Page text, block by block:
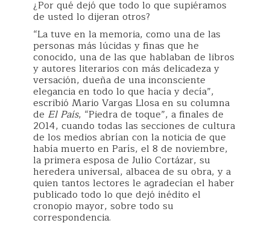
¿Por qué dejó que todo lo que supiéramos
de usted lo dijeran otros?
“La tuve en la memoria, como una de las
personas más lúcidas y finas que he
conocido, una de las que hablaban de libros
y autores literarios con más delicadeza y
versación, dueña de una inconsciente
elegancia en todo lo que hacía y decía”,
escribió Mario Vargas Llosa en su columna
de El País, “Piedra de toque”, a finales de
2014, cuando todas las secciones de cultura
de los medios abrían con la noticia de que
había muerto en París, el 8 de noviembre,
la primera esposa de Julio Cortázar, su
heredera universal, albacea de su obra, y a
quien tantos lectores le agradecían el haber
publicado todo lo que dejó inédito el
cronopio mayor, sobre todo su
correspondencia.